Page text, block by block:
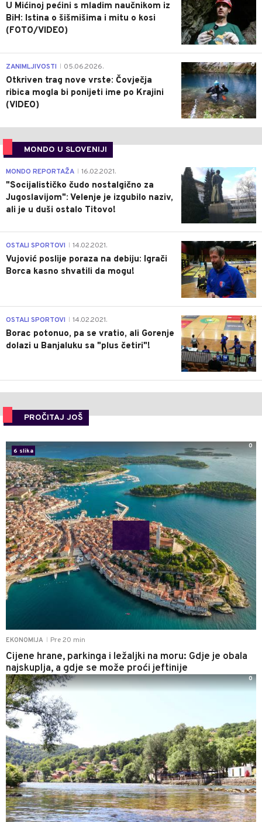
U Mićinoj pećini s mladim naučnikom iz
BiH: Istina o šišmišima i mitu o kosi
(FOTO/VIDEO)
0
ZANIMLJIVOSTI 05.06.2026.
Otkriven trag nove vrste: Čovječja
ribica mogla bi ponijeti ime po Krajini
(VIDEO)
MONDO U SLOVENIJI
4
MONDO REPORTAŽA 16.02.2021.
"Socijalističko čudo nostalgično za
Jugoslavijom": Velenje je izgubilo naziv,
ali je u duši ostalo Titovo!
1
OSTALI SPORTOVI 14.02.2021.
Vujović poslije poraza na debiju: Igrači
Borca kasno shvatili da mogu!
3
OSTALI SPORTOVI 14.02.2021.
Borac potonuo, pa se vratio, ali Gorenje
dolazi u Banjaluku sa "plus četiri"!
PROČITAJ JOŠ
EKONOMIJA Pre 20 min
Cijene hrane, parkinga i ležaljki na moru: Gdje je obala
najskuplja, a gdje se može proći jeftinije
6 slika
0
0